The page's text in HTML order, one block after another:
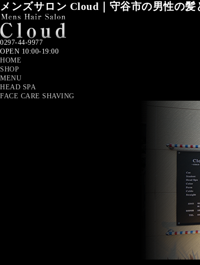
メンズサロン Cloud｜守谷市の男性の髪
0297-44-9977
OPEN 10:00-19:00
HOME
SHOP
MENU
HEAD SPA
FACE CARE SHAVING